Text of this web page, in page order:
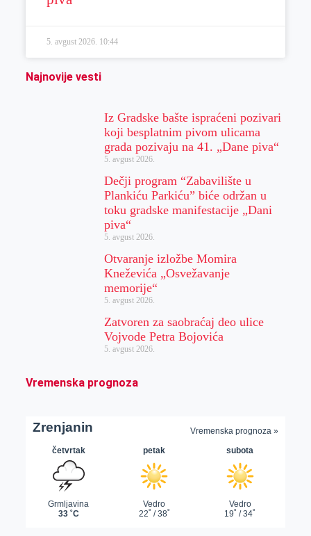
5. avgust 2026. 10:44
Najnovije vesti
Iz Gradske bašte ispraćeni pozivari
koji besplatnim pivom ulicama
grada pozivaju na 41. „Dane piva“
5. avgust 2026.
Dečji program “Zabavilište u
Plankiću Parkiću” biće održan u
toku gradske manifestacije „Dani
piva“
5. avgust 2026.
Otvaranje izložbe Momira
Kneževića „Osvežavanje
memorije“
5. avgust 2026.
Zatvoren za saobraćaj deo ulice
Vojvode Petra Bojovića
5. avgust 2026.
Vremenska prognoza